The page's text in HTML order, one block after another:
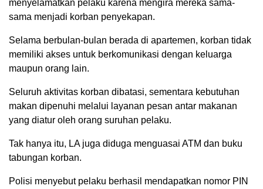
menyelamatkan pelaku karena mengira mereka sama-
sama menjadi korban penyekapan.
Selama berbulan-bulan berada di apartemen, korban tidak
memiliki akses untuk berkomunikasi dengan keluarga
maupun orang lain.
Seluruh aktivitas korban dibatasi, sementara kebutuhan
makan dipenuhi melalui layanan pesan antar makanan
yang diatur oleh orang suruhan pelaku.
Tak hanya itu, LA juga diduga menguasai ATM dan buku
tabungan korban.
Polisi menyebut pelaku berhasil mendapatkan nomor PIN